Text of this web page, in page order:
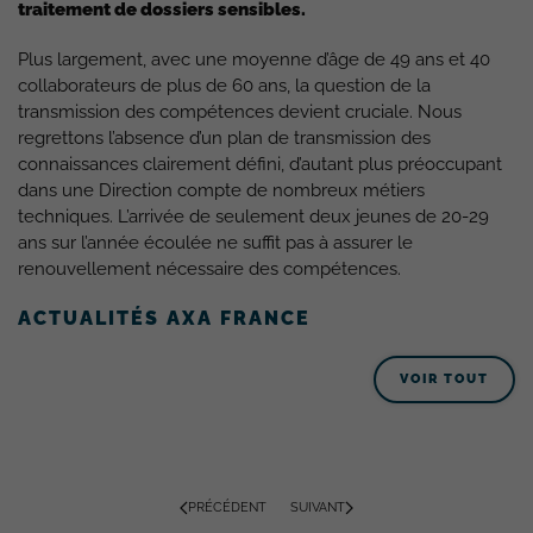
traitement de dossiers sensibles.
Plus largement, avec une moyenne d’âge de 49 ans et 40
collaborateurs de plus de 60 ans, la question de la
transmission des compétences devient cruciale. Nous
regrettons l’absence d’un plan de transmission des
connaissances clairement défini, d’autant plus préoccupant
dans une Direction compte de nombreux métiers
techniques. L’arrivée de seulement deux jeunes de 20-29
ans sur l’année écoulée ne suffit pas à assurer le
renouvellement nécessaire des compétences.
ACTUALITÉS AXA FRANCE
VOIR TOUT
PRÉCÉDENT SUIVANT